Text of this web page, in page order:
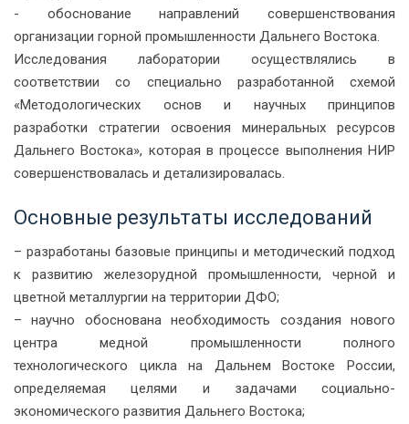
- обоснование направлений совершенствования
организации горной промышленности Дальнего Востока.
Исследования лаборатории осуществлялись в
соответствии со специально разработанной схемой
«Методологических основ и научных принципов
разработки стратегии освоения минеральных ресурсов
Дальнего Востока», которая в процессе выполнения НИР
совершенствовалась и детализировалась.
Основные результаты исследований
– разработаны базовые принципы и методический подход
к развитию железорудной промышленности, черной и
цветной металлургии на территории ДФО;
– научно обоснована необходимость создания нового
центра медной промышленности полного
технологического цикла на Дальнем Востоке России,
определяемая целями и задачами социально-
экономического развития Дальнего Востока;